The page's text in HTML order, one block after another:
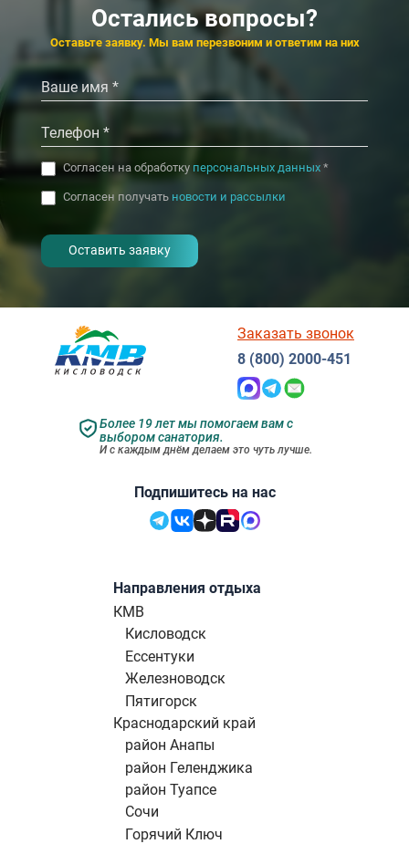
4.2 Геленджик 4.6
Остались вопросы?
Оставьте заявку. Мы вам перезвоним и ответим на них
Согласен на обработку персональных данных*
Согласен получать новости и рассылки
Подпишитесь на нас
Более 19 лет мы помогаем вам с
выбором санатория.
И с каждым днём делаем это чуть лучше.
Заказать звонок
8 (800) 2000-451
Направления отдыха
КМВ
Кисловодск
Ессентуки
Железноводск
Пятигорск
Краснодарский край
район Анапы
район Геленджика
район Туапсе
Сочи
Горячий Ключ